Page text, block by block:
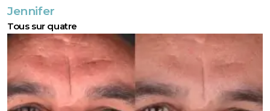
Jennifer
Tous sur quatre